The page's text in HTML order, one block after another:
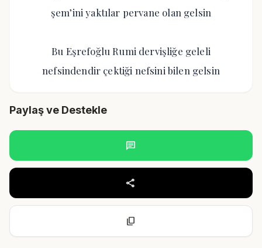
şem’ini yaktılar pervane olan gelsin
Bu Eşrefoğlu Rumi dervişliğe geleli
nefsindendir çektiği nefsini bilen gelsin
Paylaş ve Destekle
chat
share
content_copy